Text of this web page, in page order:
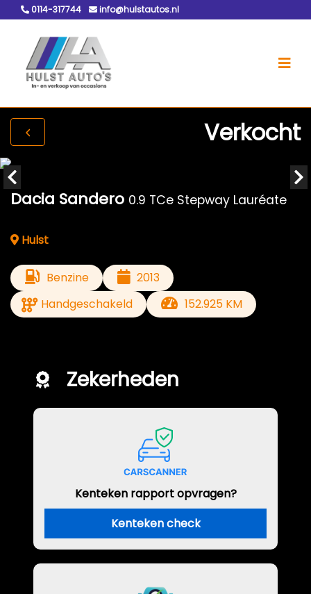
0114-317744 info@hulstautos.nl
Verkocht
Dacia Sandero 0.9 TCe Stepway Lauréate
Hulst
Benzine
2013
Handgeschakeld
152.925 KM
Zekerheden
Kenteken rapport opvragen?
Kenteken check